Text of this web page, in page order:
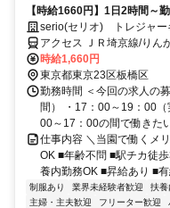
【時給1660円】1日2時間～
転車通勤OK／扶養内勤務OK
serio(セリオ) トレジャー
アクセス ＪＲ埼京線/りん
んかい線 北赤羽浮間口徒
車通勤可（駐車場代自己
り）
時給1,660円
東京都東京23区板橋区
勤務時間 ＜今回の求人の
間） ・17：00～19：00
00～17：00の間で働きた
仕事内容 ＼当園で働くメ
OK ■年齢不問 ■駅チカ徒
養内勤務OK ■昇給あり ■
制服あり 業界未経験者歓迎 扶養
主婦・主夫歓迎
フリーター歓迎